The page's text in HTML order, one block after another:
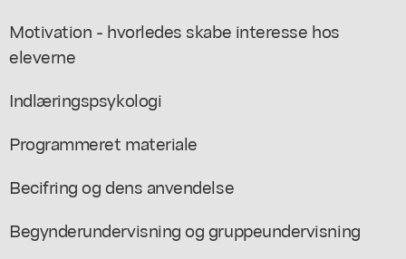
Motivation - hvorledes skabe interesse hos
eleverne
Indlæringspsykologi
Programmeret materiale
Becifring og dens anvendelse
Begynderundervisning og gruppeundervisning